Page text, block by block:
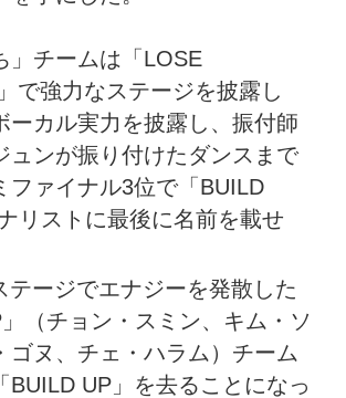
」チームは「LOSE
で強力なステージを披露し
ーカル実力を披露し、振付師
ュンが振り付けたダンスまで
ファイナル3位で「BUILD
リストに最後に名前を載せ
テージでエナジーを発散した
」（チョン・スミン、キム・ソ
ゴヌ、チェ・ハラム）チーム
BUILD UP」を去ることになっ